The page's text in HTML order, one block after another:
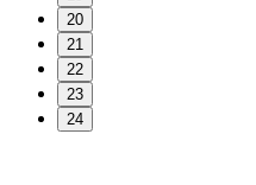
20
21
22
23
24